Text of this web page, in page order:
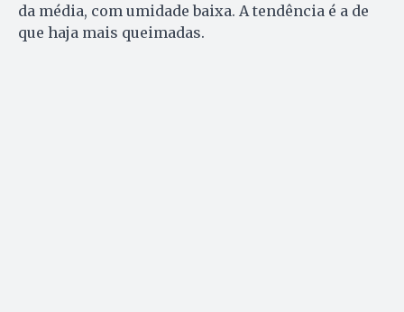
da média, com umidade baixa. A tendência é a de
que haja mais queimadas.